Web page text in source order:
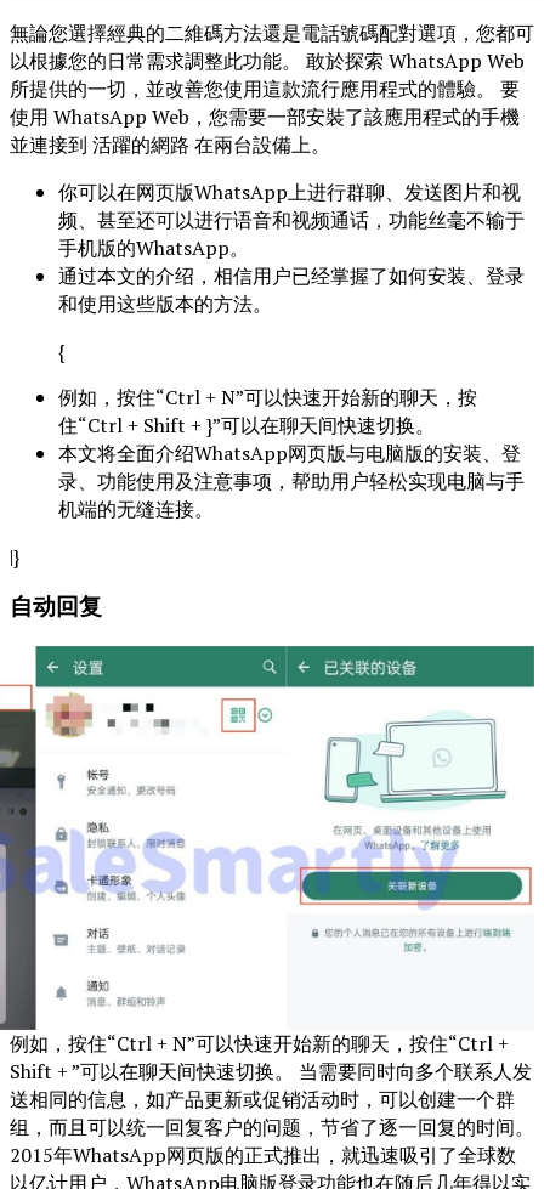
無論您選擇經典的二維碼方法還是電話號碼配對選項，您都可
以根據您的日常需求調整此功能。 敢於探索 WhatsApp Web
所提供的一切，並改善您使用這款流行應用程式的體驗。 要
使用 WhatsApp Web，您需要一部安裝了該應用程式的手機
並連接到 活躍的網路 在兩台設備上。
你可以在网页版WhatsApp上进行群聊、发送图片和视
频、甚至还可以进行语音和视频通话，功能丝毫不输于
手机版的WhatsApp。
通过本文的介绍，相信用户已经掌握了如何安装、登录
和使用这些版本的方法。
{
例如，按住“Ctrl + N”可以快速开始新的聊天，按
住“Ctrl + Shift + }”可以在聊天间快速切换。
本文将全面介绍WhatsApp网页版与电脑版的安装、登
录、功能使用及注意事项，帮助用户轻松实现电脑与手
机端的无缝连接。
|}
自动回复
例如，按住“Ctrl + N”可以快速开始新的聊天，按住“Ctrl +
Shift + ”可以在聊天间快速切换。 当需要同时向多个联系人发
送相同的信息，如产品更新或促销活动时，可以创建一个群
组，而且可以统一回复客户的问题，节省了逐一回复的时间。
2015年WhatsApp网页版的正式推出，就迅速吸引了全球数
以亿计用户，WhatsApp电脑版登录功能也在随后几年得以实